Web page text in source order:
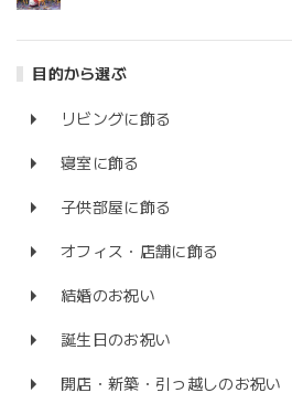
目的から選ぶ
リビングに飾る
寝室に飾る
子供部屋に飾る
オフィス・店舗に飾る
結婚のお祝い
誕生日のお祝い
開店・新築・引っ越しのお祝い